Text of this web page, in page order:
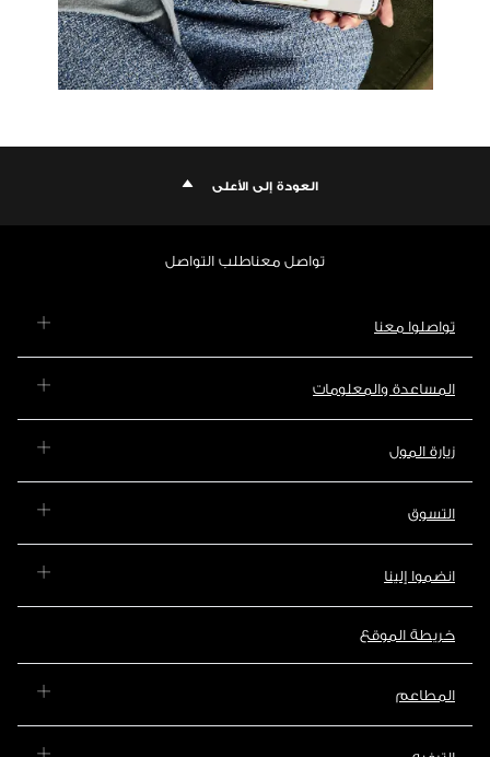
العودة إلى الأعلى
تواصل معناطلب التواصل
تواصلوا معنا
المساعدة والمعلومات
زيارة المول
التسوق
انضموا إلينا
خريطة الموقع
المطاعم